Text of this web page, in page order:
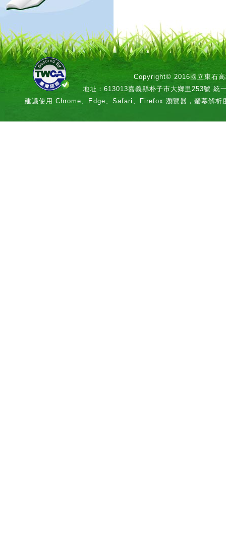
Copyright© 2016國立東石高
地址：613013嘉義縣朴子市大鄉里253號 統
建議使用 Chrome、Edge、Safari、Firefox 瀏覽器，螢幕解